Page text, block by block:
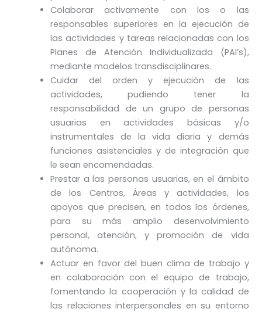
Colaborar activamente con los o las
responsables superiores en la ejecución de
las actividades y tareas relacionadas con los
Planes de Atención Individualizada (PAI’s),
mediante modelos transdisciplinares.
Cuidar del orden y ejecución de las
actividades, pudiendo tener la
responsabilidad de un grupo de personas
usuarias en actividades básicas y/o
instrumentales de la vida diaria y demás
funciones asistenciales y de integración que
le sean encomendadas.
Prestar a las personas usuarias, en el ámbito
de los Centros, Áreas y actividades, los
apoyos que precisen, en todos los órdenes,
para su más amplio desenvolvimiento
personal, atención, y promoción de vida
autónoma.
Actuar en favor del buen clima de trabajo y
en colaboración con el equipo de trabajo,
fomentando la cooperación y la calidad de
las relaciones interpersonales en su entorno